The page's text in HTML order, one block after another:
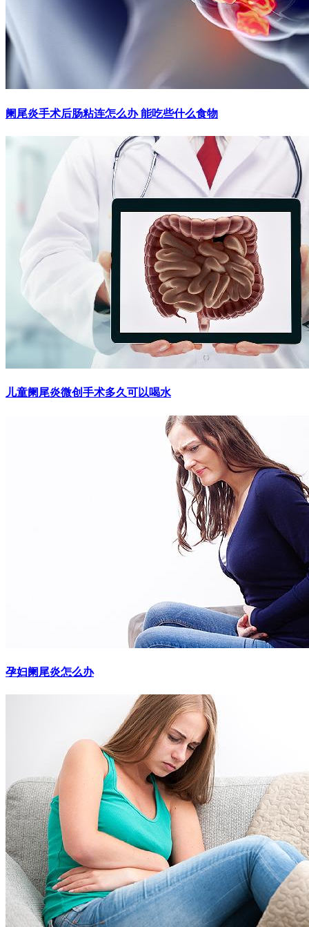
阑尾炎手术后肠粘连怎么办 能吃些什么食物
儿童阑尾炎微创手术多久可以喝水
孕妇阑尾炎怎么办